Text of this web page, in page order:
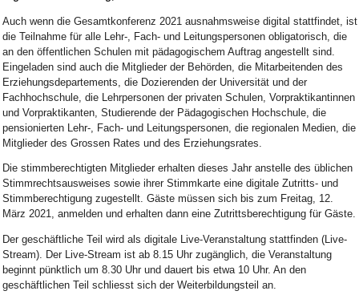
Auch wenn die Gesamtkonferenz 2021 ausnahmsweise digital stattfindet, ist
die Teilnahme für alle Lehr-, Fach- und Leitungspersonen obligatorisch, die
an den öffentlichen Schulen mit pädagogischem Auftrag angestellt sind.
Eingeladen sind auch die Mitglieder der Behörden, die Mitarbeitenden des
Erziehungsdepartements, die Dozierenden der Universität und der
Fachhochschule, die Lehrpersonen der privaten Schulen, Vorpraktikantinnen
und Vorpraktikanten, Studierende der Pädagogischen Hochschule, die
pensionierten Lehr-, Fach- und Leitungspersonen, die regionalen Medien, die
Mitglieder des Grossen Rates und des Erziehungsrates.
Die stimmberechtigten Mitglieder erhalten dieses Jahr anstelle des üblichen
Stimmrechtsausweises sowie ihrer Stimmkarte eine digitale Zutritts- und
Stimmberechtigung zugestellt. Gäste müssen sich bis zum Freitag, 12.
März 2021, anmelden und erhalten dann eine Zutrittsberechtigung für Gäste.
Der geschäftliche Teil wird als digitale Live-Veranstaltung stattfinden (Live-
Stream). Der Live-Stream ist ab 8.15 Uhr zugänglich, die Veranstaltung
beginnt pünktlich um 8.30 Uhr und dauert bis etwa 10 Uhr. An den
geschäftlichen Teil schliesst sich der Weiterbildungsteil an.